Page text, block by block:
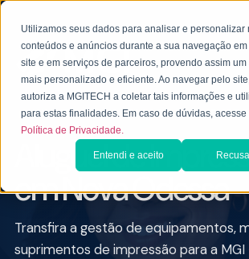
Utilizamos seus dados para analisar e personalizar
conteúdos e anúncios durante a sua navegação
site e em serviços de parceiros, provendo assim um
mais personalizado e eficiente. Ao navegar pelo
autoriza a MGITECH a coletar tais informações e
para estas finalidades. Em caso de dúvidas, acesse
Política de Privacidade.
Entendi e aceito
ALUGUEL DE IMPRESSORA PARA
Aluguel de
em Nova Odessa
Transfira a gestão de equipamentos,
suprimentos de impressão para a